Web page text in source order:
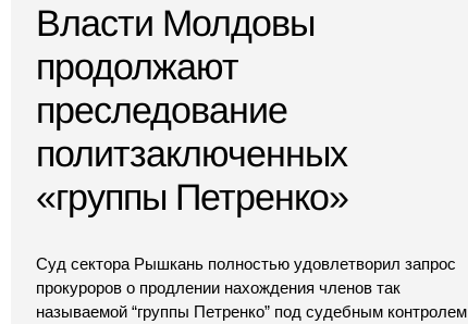
Власти Молдовы
продолжают
преследование
политзаключенных
«группы Петренко»
Суд сектора Рышкань полностью удовлетворил запрос
прокуроров о продлении нахождения членов так
называемой “группы Петренко” под судебным контролем